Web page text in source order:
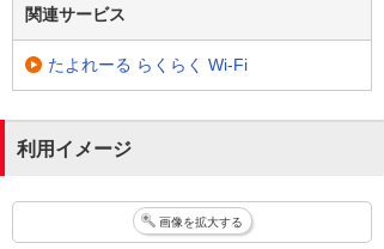
関連サービス
たよれーる らくらく Wi-Fi
利用イメージ
画像を拡大する